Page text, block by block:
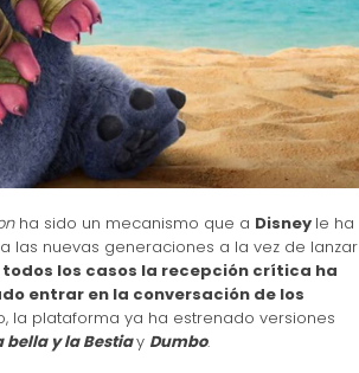
ha sido un mecanismo que a Disney le ha
las nuevas generaciones a la vez de lanzar
todos los casos la recepción crítica ha
entrar en la conversación de los
la plataforma ya ha estrenado versiones
bella y la Bestiay Dumbo.